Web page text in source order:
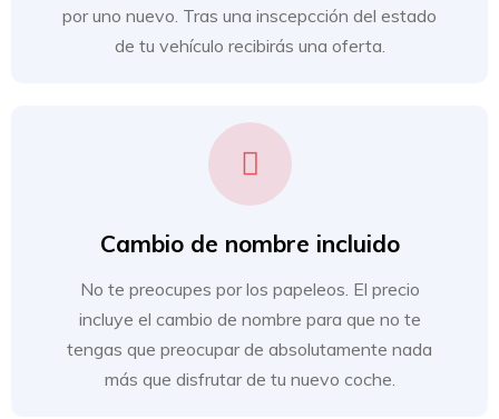
por uno nuevo. Tras una inscepcción del estado
de tu vehículo recibirás una oferta.
Cambio de nombre incluido
No te preocupes por los papeleos. El precio
incluye el cambio de nombre para que no te
tengas que preocupar de absolutamente nada
más que disfrutar de tu nuevo coche.